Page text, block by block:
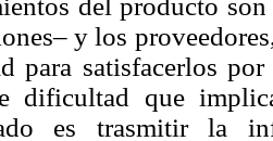
y los
para satisfacerlos
dificultad que
es trasmitir la